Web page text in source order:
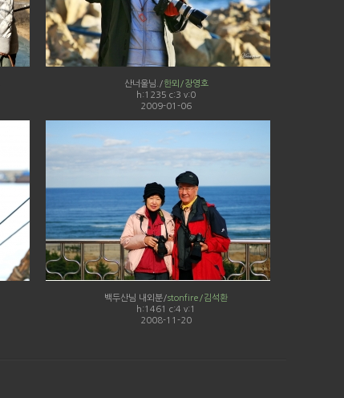
산너울님./한뫼/장영호
h:1235 c:3 v:0
2009-01-06
백두산님 내외분/stonfire/김석환
h:1461 c:4 v:1
2008-11-20